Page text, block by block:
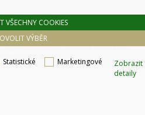
s.r.o.
povinen vystavit kupujícímu účtenku. Zároveň
správce daně online, v případě technického
do 48 hodin.
POVOLIT VÝBĚR
VŠECHNY COOKIES
Statistické
Marketingové
Zobrazit
detaily